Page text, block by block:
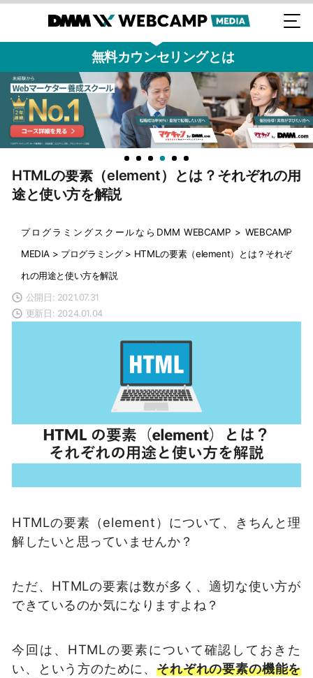
無料カウンセリングとは
HTMLの要素（element）とは？それぞれの用
途と使い方を解説
プログラミングスクールならDMM WEBCAMP > WEBCAMP
MEDIA > プログラミング> HTMLの要素（element）とは？それぞ
れの用途と使い方を解説
公開日: 2021.07.31
更新日: 2024.01.04
HTMLの要素（element）について、きちんと理
解したいと思っていませんか？
ただ、HTMLの要素は数が多く、適切な使い方が
できているのか気になりますよね？
今回は、HTMLの要素について確認しておきた
い、という方のために、それぞれの要素の機能を